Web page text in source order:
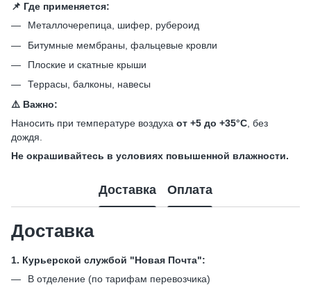
📌 Где применяется:
Металлочерепица, шифер, рубероид
Битумные мембраны, фальцевые кровли
Плоские и скатные крыши
Террасы, балконы, навесы
⚠️ Важно:
Наносить при температуре воздуха от +5 до +35°C , без
дождя.
Не окрашивайтесь в условиях повышенной влажности.
Доставка Оплата
Доставка
1. Курьерской службой "Новая Почта":
В отделение (по тарифам перевозчика)